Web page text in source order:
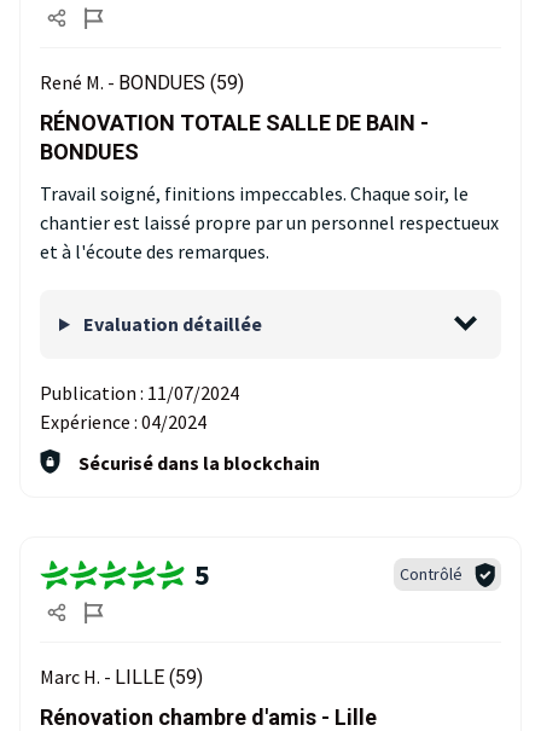
René M. - BONDUES (59)
RÉNOVATION TOTALE SALLE DE BAIN -
BONDUES
Travail soigné, finitions impeccables. Chaque soir, le
chantier est laissé propre par un personnel respectueux
et à l'écoute des remarques.
Evaluation détaillée
Publication : 11/07/2024
Expérience : 04/2024
Sécurisé dans la blockchain
5 Contrôlé
Marc H. - LILLE (59)
Rénovation chambre d'amis - Lille